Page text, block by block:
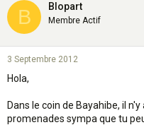
B Blopart
Membre Actif
3 Septembre 2012
Hola,
Dans le coin de Bayahibe, il
promenades sympa que tu